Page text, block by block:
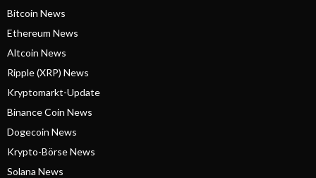
Bitcoin News
Ethereum News
Altcoin News
Ripple (XRP) News
Kryptomarkt-Update
Binance Coin News
Dogecoin News
Krypto-Börse News
Solana News